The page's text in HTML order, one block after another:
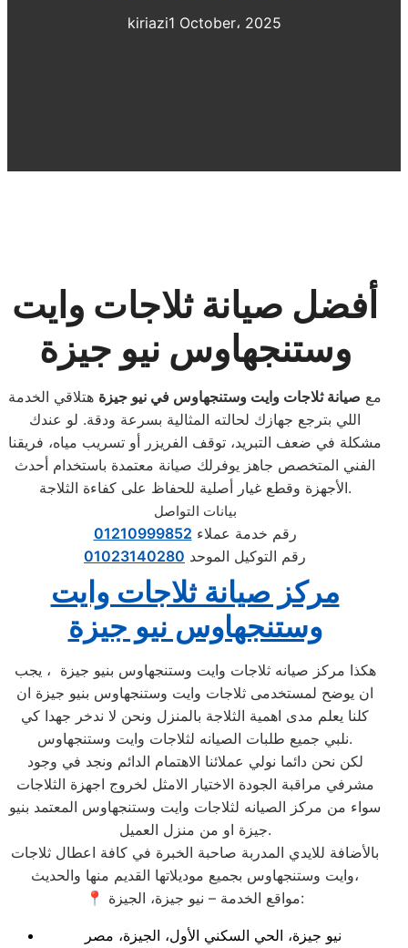
kiriazi1 October، 2025
أفضل صيانة ثلاجات وايت
وستنجهاوس نيو جيزة
مع صيانة ثلاجات وايت وستنجهاوس في نيو جيزة هتلاقي الخدمة
اللي بترجع جهازك لحالته المثالية بسرعة ودقة. لو عندك
مشكلة في ضعف التبريد، توقف الفريزر أو تسريب مياه، فريقنا
الفني المتخصص جاهز يوفرلك صيانة معتمدة باستخدام أحدث
الأجهزة وقطع غيار أصلية للحفاظ على كفاءة الثلاجة.
بيانات التواصل
رقم خدمة عملاء 01210999852
رقم التوكيل الموحد 01023140280
مركز صيانة ثلاجات وايت
وستنجهاوس نيو جيزة
هكذا مركز صيانه ثلاجات وايت وستنجهاوس بنيو جيزة ، يجب
ان يوضح لمستخدمى ثلاجات وايت وستنجهاوس بنيو جيزة ان
كلنا يعلم مدى اهمية الثلاجة بالمنزل ونحن لا ندخر جهدا كي
نلبي جميع طلبات الصيانه لثلاجات وايت وستنجهاوس.
لكن نحن دائما نولي عملائنا الاهتمام الدائم ونجد في وجود
مشرفي مراقبة الجودة الاختيار الامثل لخروج اجهزة الثلاجات
سواء من مركز الصيانه لثلاجات وايت وستنجهاوس المعتمد بنيو
جيزة او من منزل العميل.
بالأضافة للايدي المدربة صاحبة الخبرة في كافة اعطال ثلاجات
وايت وستنجهاوس بجميع موديلاتها القديم منها والحديث،
📍 مواقع الخدمة – نيو جيزة، الجيزة:
نيو جيزة، الحي السكني الأول، الجيزة، مصر